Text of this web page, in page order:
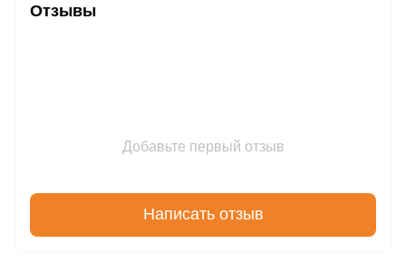
Отзывы
Добавьте первый отзыв
Написать отзыв